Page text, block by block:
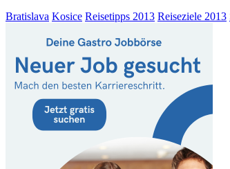
Bratislava Kosice Reisetipps 2013 Reiseziele 2013